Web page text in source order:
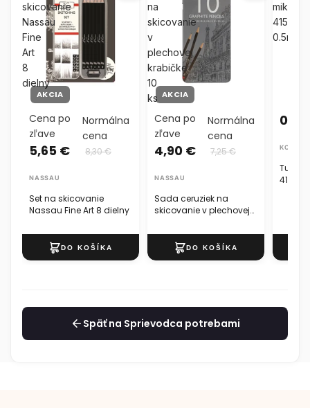
skicovanie
Nassau
Fine
Art
8
dielny
AKCIA
Set na skicovanie
Nassau Fine Art 8 dielny
Cena po
zľave
5,65 €
Normálna
cena
8,30 €
NASSAU
na
skicovanie
v
plechovej
krabičke
10
ks AKCIA
Sada ceruziek na
skicovanie v plechovej
Cena po
zľave
4,90 €
Normálna
cena
7,25 €
NASSAU
4152
0.5mm
Tuhy
4152
KOH-I-
Späť na Sprievodca potrebami